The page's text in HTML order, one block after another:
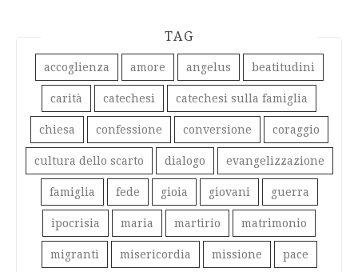
TAG
accoglienza amore angelus beatitudini
carità catechesi catechesi sulla famiglia
chiesa confessione conversione coraggio
cultura dello scarto dialogo evangelizzazione
famiglia fede gioia giovani guerra
ipocrisia maria martirio matrimonio
migranti misericordia missione pace